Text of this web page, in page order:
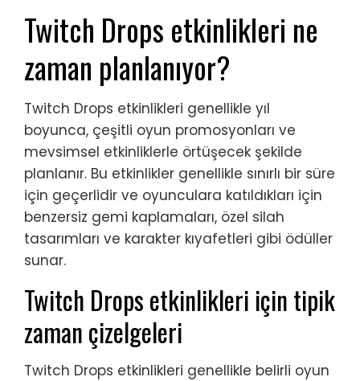
Twitch Drops etkinlikleri ne
zaman planlanıyor?
Twitch Drops etkinlikleri genellikle yıl
boyunca, çeşitli oyun promosyonları ve
mevsimsel etkinliklerle örtüşecek şekilde
planlanır. Bu etkinlikler genellikle sınırlı bir süre
için geçerlidir ve oyunculara katıldıkları için
benzersiz gemi kaplamaları, özel silah
tasarımları ve karakter kıyafetleri gibi ödüller
sunar.
Twitch Drops etkinlikleri için tipik
zaman çizelgeleri
Twitch Drops etkinlikleri genellikle belirli oyun